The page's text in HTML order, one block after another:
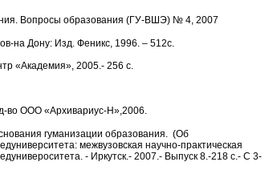
Вопросы образования (ГУ-ВШЭ) № 4, 2007
на Дону: Изд. Феникс, 1996. – 512с.
«Академия», 2005.- 256 с.
во ООО «Архивариус-Н»,2006.
гуманизации образования. (Об
межвузовская научно-практическая
- Иркутск.- 2007.- Выпуск 8.-218 с.- С 3-